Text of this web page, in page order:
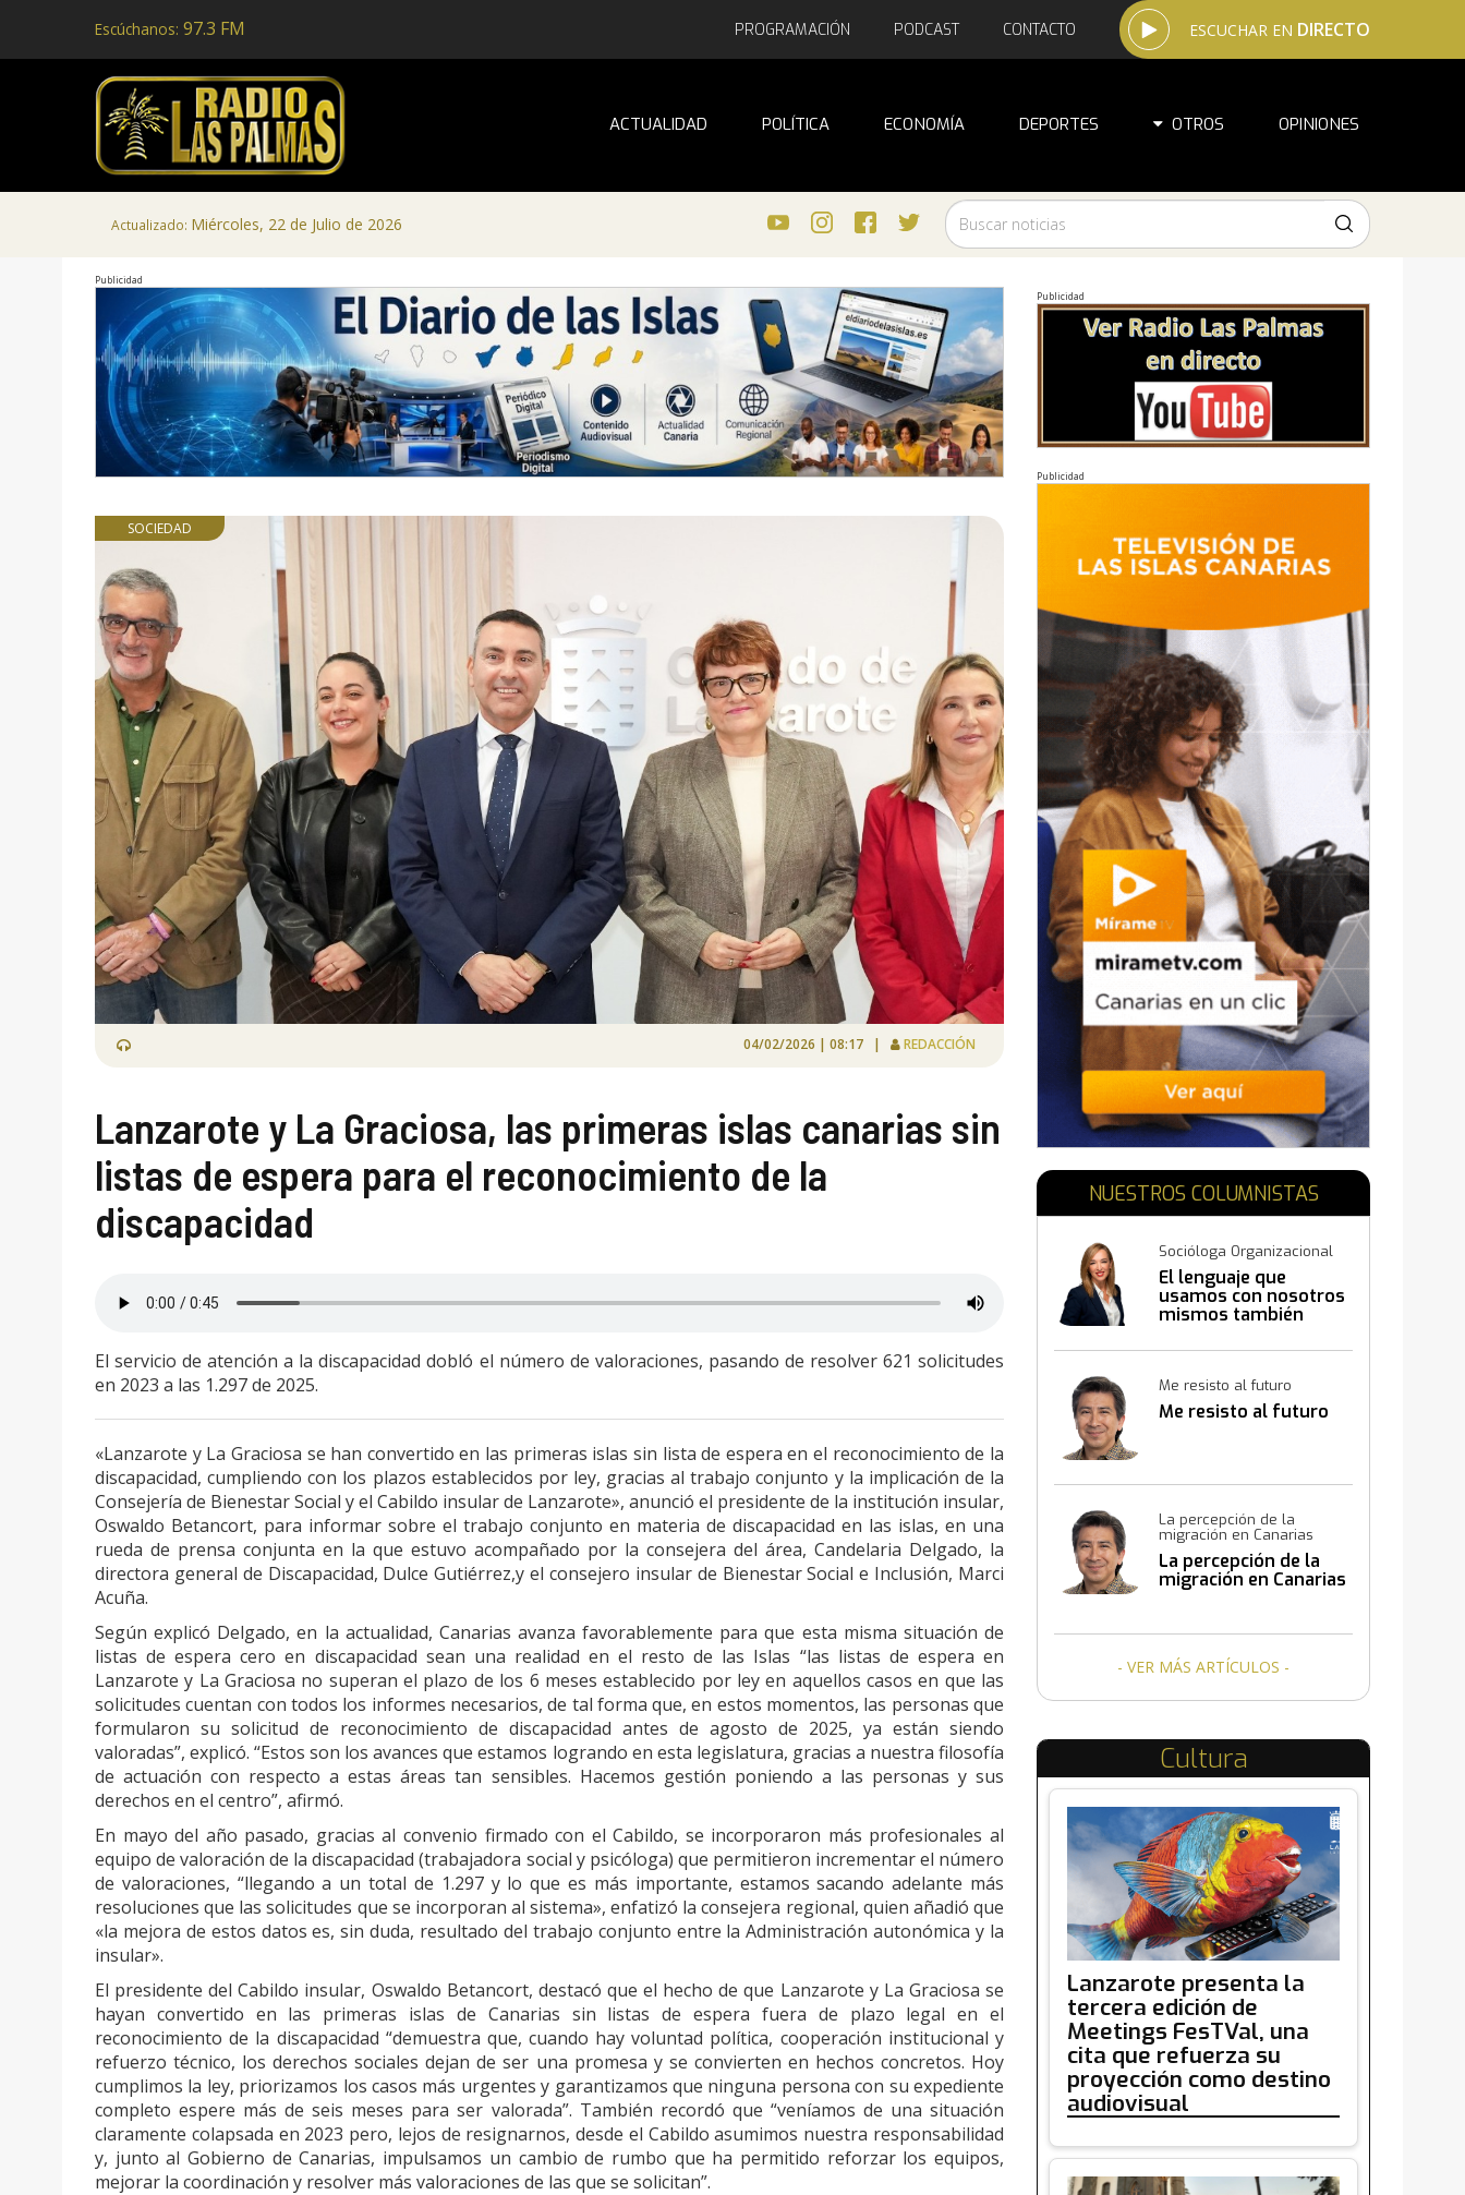
Escúchanos: 97.3 FM ESCUCHAR EN DIRECTO
PROGRAMACIÓN PODCAST CONTACTO
ACTUALIDAD POLÍTICA ECONOMÍA DEPORTES OTROS OPINIONES
Actualizado: Miércoles, 22 de Julio de 2026
Publicidad
SOCIEDAD
04/02/2026 | 08:17 | REDACCIÓN
Lanzarote y La Graciosa, las primeras islas canarias sin
listas de espera para el reconocimiento de la
discapacidad
El servicio de atención a la discapacidad dobló el número de valoraciones, pasando de resolver 621 solicitudes
en 2023 a las 1.297 de 2025.
«Lanzarote y La Graciosa se han convertido en las primeras islas sin lista de espera en el reconocimiento de la
discapacidad, cumpliendo con los plazos establecidos por ley, gracias al trabajo conjunto y la implicación de la
Consejería de Bienestar Social y el Cabildo insular de Lanzarote», anunció el presidente de la institución insular,
Oswaldo Betancort, para informar sobre el trabajo conjunto en materia de discapacidad en las islas, en una
rueda de prensa conjunta en la que estuvo acompañado por la consejera del área, Candelaria Delgado, la
directora general de Discapacidad, Dulce Gutiérrez,y el consejero insular de Bienestar Social e Inclusión, Marci
Acuña.
Según explicó Delgado, en la actualidad, Canarias avanza favorablemente para que esta misma situación de
listas de espera cero en discapacidad sean una realidad en el resto de las Islas “las listas de espera en
Lanzarote y La Graciosa no superan el plazo de los 6 meses establecido por ley en aquellos casos en que las
solicitudes cuentan con todos los informes necesarios, de tal forma que, en estos momentos, las personas que
formularon su solicitud de reconocimiento de discapacidad antes de agosto de 2025, ya están siendo
valoradas”, explicó. “Estos son los avances que estamos logrando en esta legislatura, gracias a nuestra filosofía
de actuación con respecto a estas áreas tan sensibles. Hacemos gestión poniendo a las personas y sus
derechos en el centro”, afirmó.
En mayo del año pasado, gracias al convenio firmado con el Cabildo, se incorporaron más profesionales al
equipo de valoración de la discapacidad (trabajadora social y psicóloga) que permitieron incrementar el número
de valoraciones, “llegando a un total de 1.297 y lo que es más importante, estamos sacando adelante más
resoluciones que las solicitudes que se incorporan al sistema», enfatizó la consejera regional, quien añadió que
«la mejora de estos datos es, sin duda, resultado del trabajo conjunto entre la Administración autonómica y la
insular».
El presidente del Cabildo insular, Oswaldo Betancort, destacó que el hecho de que Lanzarote y La Graciosa se
hayan convertido en las primeras islas de Canarias sin listas de espera fuera de plazo legal en el
reconocimiento de la discapacidad “demuestra que, cuando hay voluntad política, cooperación institucional y
refuerzo técnico, los derechos sociales dejan de ser una promesa y se convierten en hechos concretos. Hoy
cumplimos la ley, priorizamos los casos más urgentes y garantizamos que ninguna persona con su expediente
completo espere más de seis meses para ser valorada”. También recordó que “veníamos de una situación
claramente colapsada en 2023 pero, lejos de resignarnos, desde el Cabildo asumimos nuestra responsabilidad
y, junto al Gobierno de Canarias, impulsamos un cambio de rumbo que ha permitido reforzar los equipos,
mejorar la coordinación y resolver más valoraciones de las que se solicitan”.
Publicidad
Publicidad
NUESTROS COLUMNISTAS
Socióloga Organizacional
El lenguaje que
usamos con nosotros
mismos también
Me resisto al futuro
Me resisto al futuro
La percepción de la
migración en Canarias
La percepción de la
migración en Canarias
- VER MÁS ARTÍCULOS -
Cultura
Lanzarote presenta la
tercera edición de
Meetings FesTVal, una
cita que refuerza su
proyección como destino
audiovisual